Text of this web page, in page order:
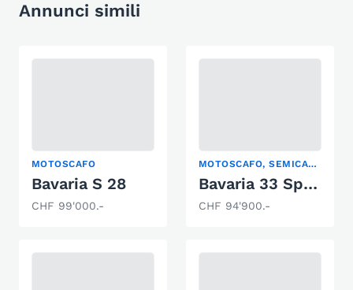
Annunci simili
MOTOSCAFO
Bavaria S 28
CHF 99'000.-
MOTOSCAFO, SEMICABINATO, YACHT A MOTORE
Bavaria 33 Sport
CHF 94'900.-